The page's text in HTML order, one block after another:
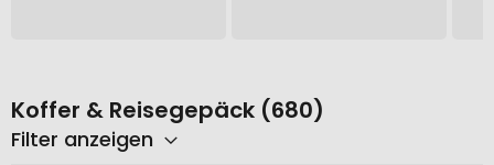
Koffer & Reisegepäck (680)
Filter anzeigen